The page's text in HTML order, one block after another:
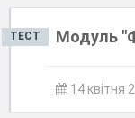
ТЕСТ Модуль
14 квітня